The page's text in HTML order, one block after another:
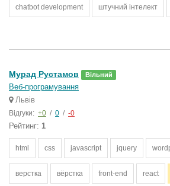
chatbot development штучний інтелект
Мурад Рустамов Вільний
Веб-програмування
Львів
Відгуки: +0 / 0 / -0
Рейтинг: 1
html css javascript jquery
верстка вёрстка front-end react